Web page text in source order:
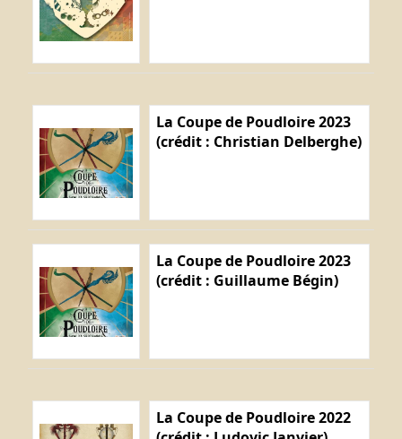
La Coupe de Poudloire 2023
(crédit : Christian Delberghe)
La Coupe de Poudloire 2023
(crédit : Guillaume Bégin)
La Coupe de Poudloire 2022